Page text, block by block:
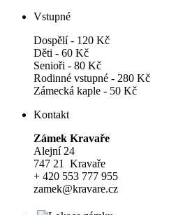
Vstupné
Dospělí - 120 Kč
Děti - 60 Kč
Senioři - 80 Kč
Rodinné vstupné - 280 Kč
Zámecká kaple - 50 Kč
Kontakt
Zámek Kravaře
Alejní 24
747 21 Kravaře
+ 420 553 777 955
zamek@kravare.cz